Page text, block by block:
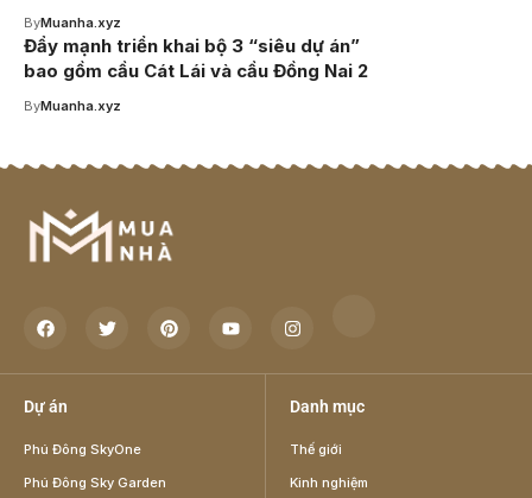
ByMuanha.xyz
Đẩy mạnh triển khai bộ 3 “siêu dự án”
bao gồm cầu Cát Lái và cầu Đồng Nai 2
ByMuanha.xyz
Dự án
Phú Đông SkyOne
Phú Đông Sky Garden
Danh mục
Thế giới
Kinh nghiệm